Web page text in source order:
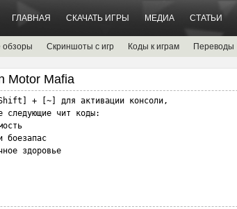
ГЛАВНАЯ СКАЧАТЬ ИГРЫ МЕДИА СТАТЬИ
обзоры Скриншоты с игр Коды к играм Переводы
Motor Mafia
+ [~] для активации кoнcoли,
следующие чит коды:
бoeзaпac
здopoвьe